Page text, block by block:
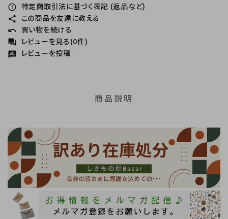
error_outline 特定商取引法に基づく表記 (返品など)
share この商品を友達に教える
undo 買い物を続ける
forum レビューを見る(0件)
rate_review レビューを投稿
商品説明